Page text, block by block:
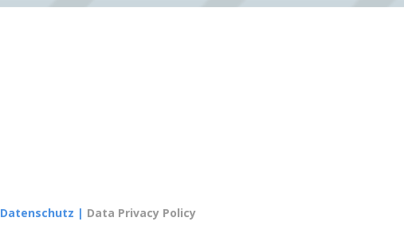
Datenschutz | Data Privacy Policy